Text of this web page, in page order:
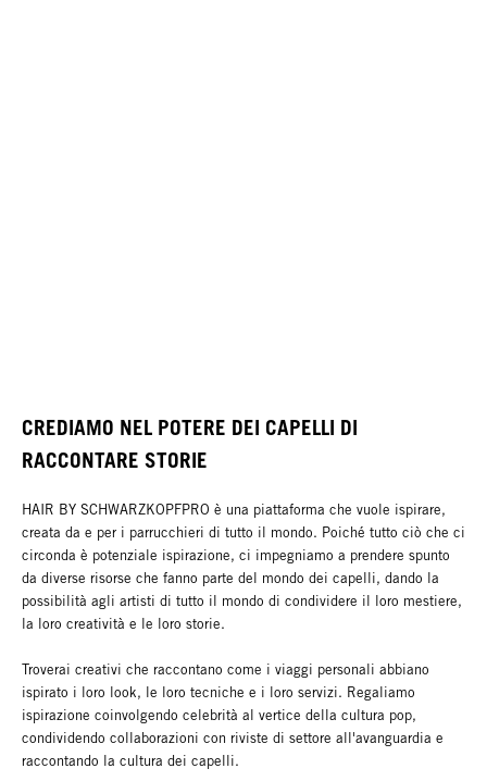
CREDIAMO NEL POTERE DEI CAPELLI DI
RACCONTARE STORIE
HAIR BY SCHWARZKOPFPRO è una piattaforma che vuole ispirare,
creata da e per i parrucchieri di tutto il mondo. Poiché tutto ciò che ci
circonda è potenziale ispirazione, ci impegniamo a prendere spunto
da diverse risorse che fanno parte del mondo dei capelli, dando la
possibilità agli artisti di tutto il mondo di condividere il loro mestiere,
la loro creatività e le loro storie.
Troverai creativi che raccontano come i viaggi personali abbiano
ispirato i loro look, le loro tecniche e i loro servizi. Regaliamo
ispirazione coinvolgendo celebrità al vertice della cultura pop,
condividendo collaborazioni con riviste di settore all'avanguardia e
raccontando la cultura dei capelli.